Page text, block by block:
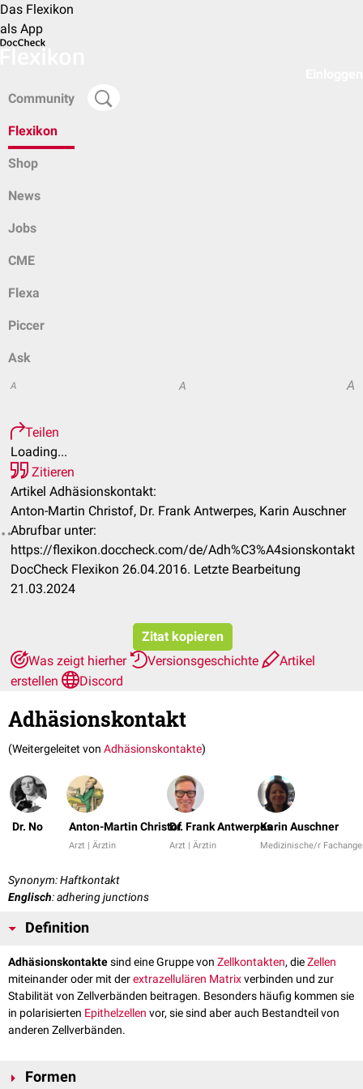
Das Flexikon
als App
Community
Flexikon
Shop
News
Jobs
CME
Flexa
Piccer
Ask
A A A
Teilen
Loading...
Zitieren
Artikel Adhäsionskontakt:
Anton-Martin Christof, Dr. Frank Antwerpes, Karin Auschner
Abrufbar unter:
https://flexikon.doccheck.com/de/Adh%C3%A4sionskontakt
DocCheck Flexikon 26.04.2016. Letzte Bearbeitung
21.03.2024
Zitat kopieren
Was zeigt hierher
Versionsgeschichte
Artikel
erstellen
Discord
Adhäsionskontakt
(Weitergeleitet von Adhäsionskontakte)
Dr. No Anton-Martin Christof
Arzt | Ärztin
Dr. Frank Antwerpes
Arzt | Ärztin
Karin Auschner
Medizinische/r
Synonym: Haftkontakt
Englisch: adhering junctions
Definition
Adhäsionskontaktesind eine Gruppe von Zellkontakten, dieZellen
miteinander oder mit derextrazellulären Matrixverbinden und zur
Stabilität von Zellverbänden beitragen. Besonders häufig kommen sie
in polarisierten Epithelzellen vor, sie sind aber auch Bestandteil von
anderen Zellverbänden.
Formen